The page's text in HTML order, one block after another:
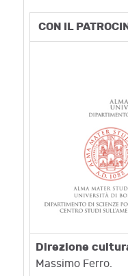
CON IL
Direzione
Massimo Ferro.